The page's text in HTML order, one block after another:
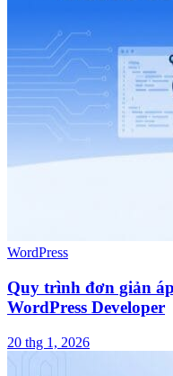
WordPress
Quy trình đơn giản
WordPress Developer
20 thg 1, 2026